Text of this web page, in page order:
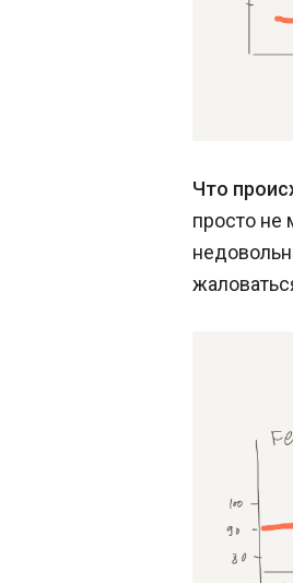
Что
просто не